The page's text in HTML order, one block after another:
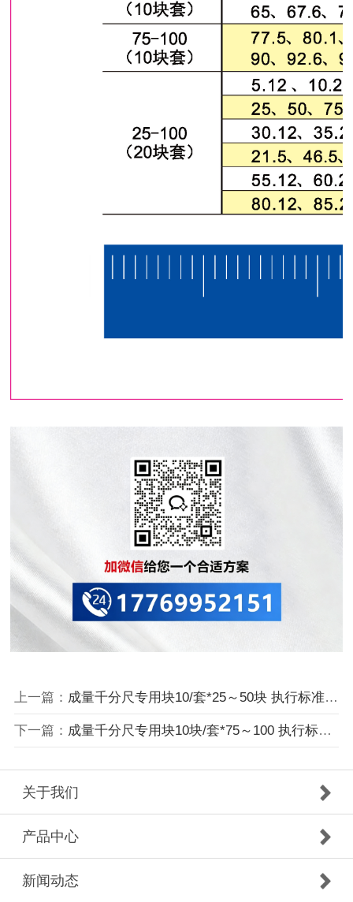
上一篇： 成量千分尺专用块10/套*25～50块 执行标准： GB/T 6093-2001
下一篇： 成量千分尺专用块10块/套*75～100 执行标准： GB/T 6093-2001
关于我们
产品中心
新闻动态